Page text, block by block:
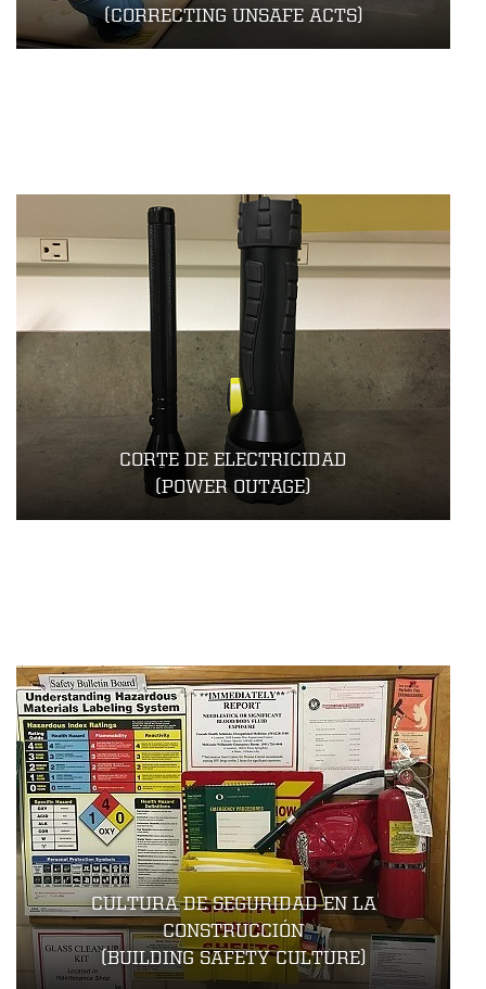
(CORRECTING UNSAFE ACTS)
CORTE DE ELECTRICIDAD
(POWER OUTAGE)
CULTURA DE SEGURIDAD EN LA
CONSTRUCCIÓN
(BUILDING SAFETY CULTURE)